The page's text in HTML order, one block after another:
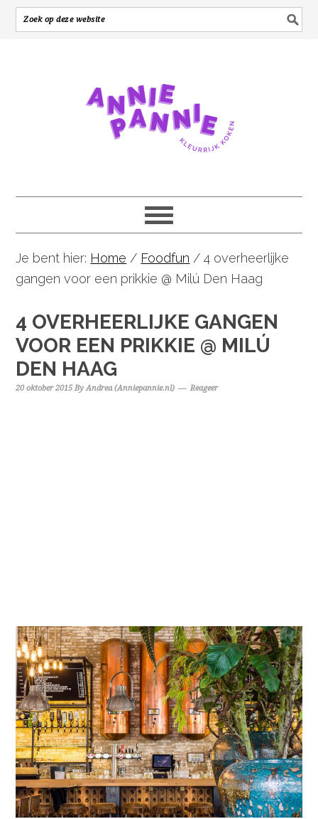
Je bent hier: Home / Foodfun / 4 overheerlijke
gangen voor een prikkie @ Milú Den Haag
4 OVERHEERLIJKE GANGEN
VOOR EEN PRIKKIE @ MILÚ
DEN HAAG
20 oktober 2015 ByAndrea (Anniepannie.nl) Reageer